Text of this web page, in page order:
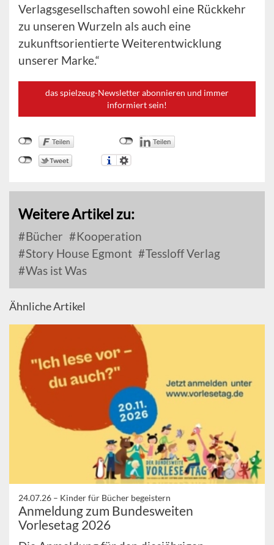
Verlagsgesellschaften sowohl eine Rückkehr
zu unseren Wurzeln als auch eine
zukunftsorientierte Weiterentwicklung
unserer Marke.“
das spielzeug-Newsletter abonnieren und immer
informiert sein!
Weitere Artikel zu:
Bücher
Kooperation
Story House Egmont
Tessloff Verlag
Was ist Was
Ähnliche Artikel
24.07.26 – Kinder für Bücher begeistern
Anmeldung zum Bundesweiten
Vorlesetag 2026